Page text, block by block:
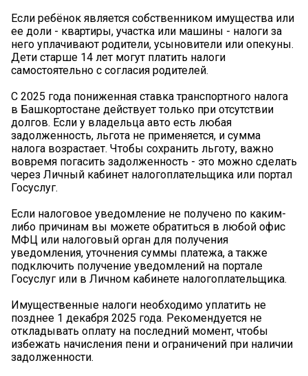
Если ребёнок является собственником имущества или
ее доли - квартиры, участка или машины - налоги за
него уплачивают родители, усыновители или опекуны.
Дети старше 14 лет могут платить налоги
самостоятельно с согласия родителей.
С 2025 года пониженная ставка транспортного налога
в Башкортостане действует только при отсутствии
долгов. Если у владельца авто есть любая
задолженность, льгота не применяется, и сумма
налога возрастает. Чтобы сохранить льготу, важно
вовремя погасить задолженность - это можно сделать
через Личный кабинет налогоплательщика или портал
Госуслуг.
Если налоговое уведомление не получено по каким-
либо причинам вы можете обратиться в любой офис
МФЦ или налоговый орган для получения
уведомления, уточнения суммы платежа, а также
подключить получение уведомлений на портале
Госуслуг или в Личном кабинете налогоплательщика.
Имущественные налоги необходимо уплатить не
позднее 1 декабря 2025 года. Рекомендуется не
откладывать оплату на последний момент, чтобы
избежать начисления пени и ограничений при наличии
задолженности.